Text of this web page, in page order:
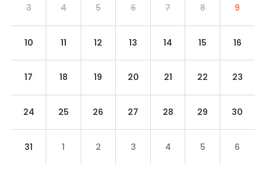
3 4 5 6 7 8 9
10 11 12 13 14 15 16
17 18 19 20 21 22 23
24 25 26 27 28 29 30
31 1 2 3 4 5 6